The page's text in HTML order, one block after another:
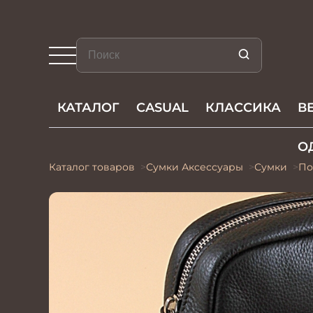
КАТАЛОГ CASUAL КЛАССИКА
Каталог товаров Сумки Акcессуары Сумки